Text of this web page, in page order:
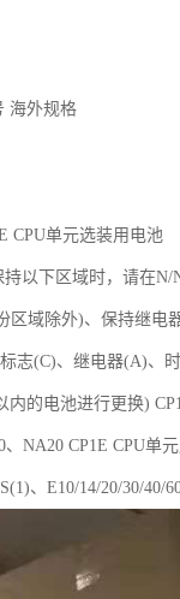
海外规格
CPU单元选装用电池
以下区域时，请在N/
区域除外)、保持继电
志(C)、继电器(A)、
内的电池进行更换)
NA20 CP1E CPU单
、E10/14/20/30/40/